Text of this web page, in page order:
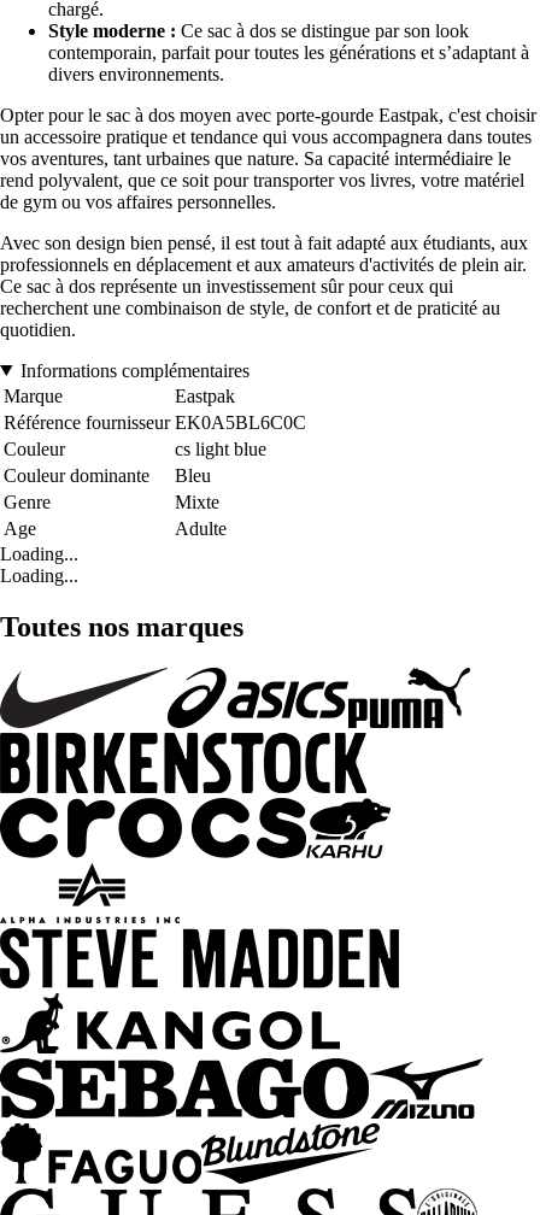
chargé.
Style moderne : Ce sac à dos se distingue par son look
contemporain, parfait pour toutes les générations et s’adaptant à
divers environnements.
Opter pour le sac à dos moyen avec porte-gourde Eastpak, c'est choisir
un accessoire pratique et tendance qui vous accompagnera dans toutes
vos aventures, tant urbaines que nature. Sa capacité intermédiaire le
rend polyvalent, que ce soit pour transporter vos livres, votre matériel
de gym ou vos affaires personnelles.
Avec son design bien pensé, il est tout à fait adapté aux étudiants, aux
professionnels en déplacement et aux amateurs d'activités de plein air.
Ce sac à dos représente un investissement sûr pour ceux qui
recherchent une combinaison de style, de confort et de praticité au
quotidien.
Informations complémentaires
Marque
Eastpak
Référence fournisseur EK0A5BL6C0C
Couleur
cs light blue
Couleur dominante
Bleu
Genre
Mixte
Age
Adulte
Loading...
Loading...
Toutes nos marques